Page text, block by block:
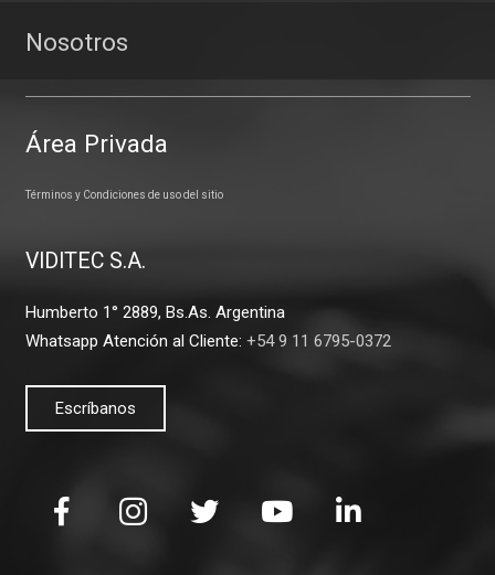
Nosotros
Área Privada
Términos y Condiciones de uso del sitio
VIDITEC S.A.
Humberto 1° 2889, Bs.As. Argentina
Whatsapp Atención al Cliente: +54 9 11 6795-0372
Escríbanos